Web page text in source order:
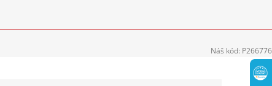
Náš kód: P266776